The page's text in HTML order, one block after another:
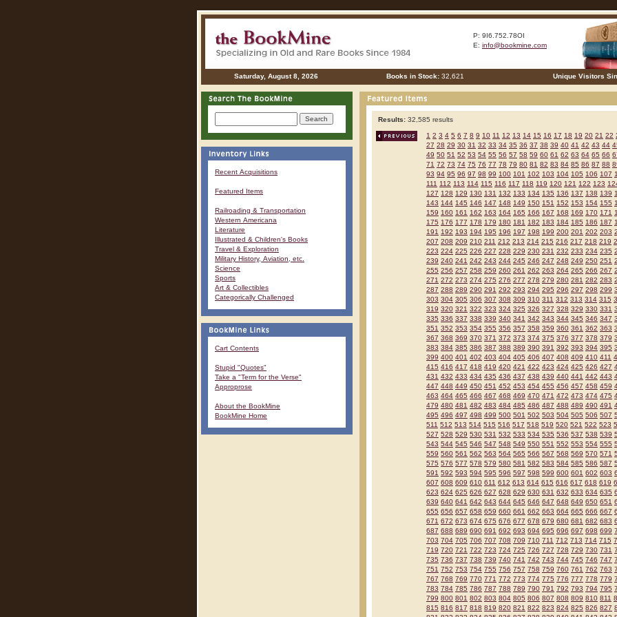
P: 9I6.752.78OI
E: info@bookmine.com
Saturday, August 8, 2026 Books in Stock: 32,621 Unique Visitors
Recent Acquisitions
Featured Items
Railroading & Transportation
Western Americana
Literature
Illustrated & Children's Books
Travel & Exploration
Military History, Aviation, etc.
Science
Sports
Art & Collectibles
Categorically Challenged
Cart Contents
Stupid "Quotes"
Take a "Term for the Verse"
Approprose
About the BookMine
BookMine Home
Results: 32,585 results
1 2 3 4 5 6 7 8 9 10 11 12 13 14 15 16 17 18 19 20 21 22
27 28 29 30 31 32 33 34 35 36 37 38 39 40 41 42 43 44
49 50 51 52 53 54 55 56 57 58 59 60 61 62 63 64 65 66
71 72 73 74 75 76 77 78 79 80 81 82 83 84 85 86 87 88
93 94 95 96 97 98 99 100 101 102 103 104 105 106 107
111 112 113 114 115 116 117 118 119 120 121 122 123
127 128 129 130 131 132 133 134 135 136 137 138 139
143 144 145 146 147 148 149 150 151 152 153 154 155
159 160 161 162 163 164 165 166 167 168 169 170 171
175 176 177 178 179 180 181 182 183 184 185 186 187
191 192 193 194 195 196 197 198 199 200 201 202 203
207 208 209 210 211 212 213 214 215 216 217 218 219
223 224 225 226 227 228 229 230 231 232 233 234 235
239 240 241 242 243 244 245 246 247 248 249 250 251
255 256 257 258 259 260 261 262 263 264 265 266 267
271 272 273 274 275 276 277 278 279 280 281 282 283
287 288 289 290 291 292 293 294 295 296 297 298 299
303 304 305 306 307 308 309 310 311 312 313 314 315
319 320 321 322 323 324 325 326 327 328 329 330 331
335 336 337 338 339 340 341 342 343 344 345 346 347
351 352 353 354 355 356 357 358 359 360 361 362 363
367 368 369 370 371 372 373 374 375 376 377 378 379
383 384 385 386 387 388 389 390 391 392 393 394 395
399 400 401 402 403 404 405 406 407 408 409 410 411
415 416 417 418 419 420 421 422 423 424 425 426 427
431 432 433 434 435 436 437 438 439 440 441 442 443
447 448 449 450 451 452 453 454 455 456 457 458 459
463 464 465 466 467 468 469 470 471 472 473 474 475
479 480 481 482 483 484 485 486 487 488 489 490 491
495 496 497 498 499 500 501 502 503 504 505 506 507
511 512 513 514 515 516 517 518 519 520 521 522 523
527 528 529 530 531 532 533 534 535 536 537 538 539
543 544 545 546 547 548 549 550 551 552 553 554 555
559 560 561 562 563 564 565 566 567 568 569 570 571
575 576 577 578 579 580 581 582 583 584 585 586 587
591 592 593 594 595 596 597 598 599 600 601 602 603
607 608 609 610 611 612 613 614 615 616 617 618 619
623 624 625 626 627 628 629 630 631 632 633 634 635
639 640 641 642 643 644 645 646 647 648 649 650 651
655 656 657 658 659 660 661 662 663 664 665 666 667
671 672 673 674 675 676 677 678 679 680 681 682 683
687 688 689 690 691 692 693 694 695 696 697 698 699
703 704 705 706 707 708 709 710 711 712 713 714 715
719 720 721 722 723 724 725 726 727 728 729 730 731
735 736 737 738 739 740 741 742 743 744 745 746 747
751 752 753 754 755 756 757 758 759 760 761 762 763
767 768 769 770 771 772 773 774 775 776 777 778 779
783 784 785 786 787 788 789 790 791 792 793 794 795
799 800 801 802 803 804 805 806 807 808 809 810 811
815 816 817 818 819 820 821 822 823 824 825 826 827